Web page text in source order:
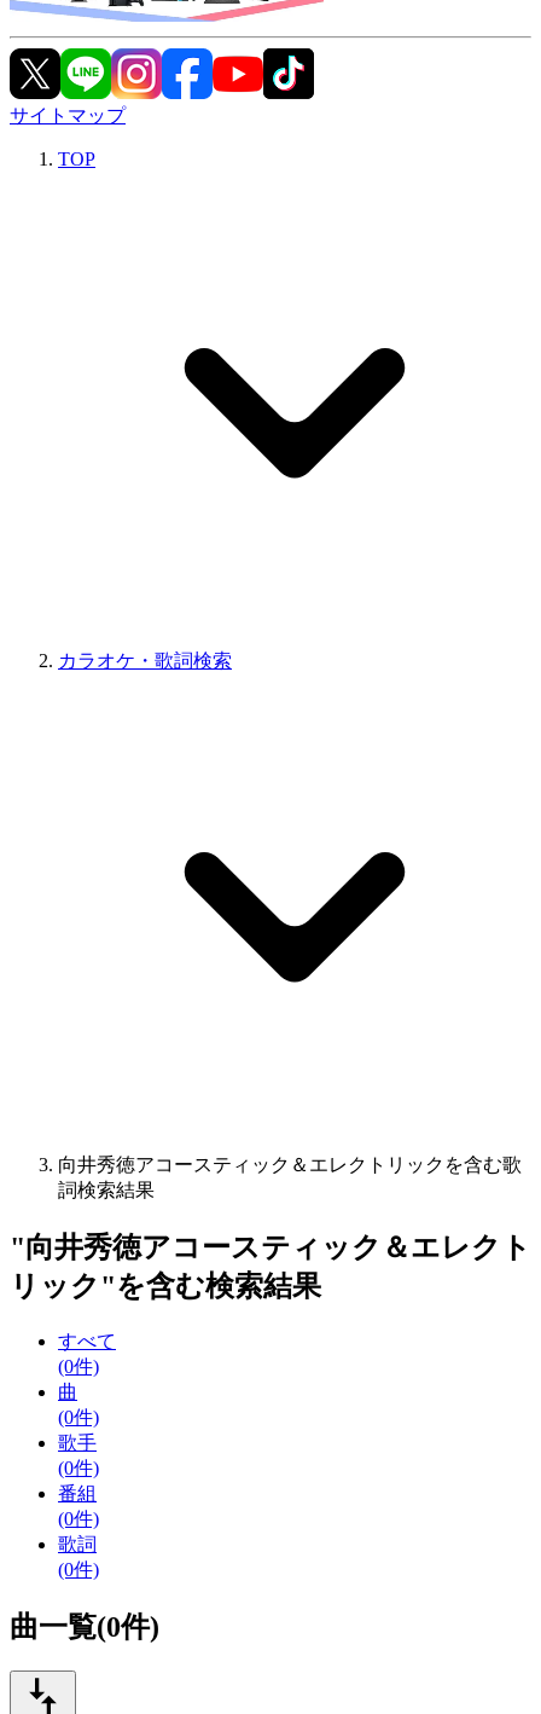
サイトマップ
TOP
カラオケ・歌詞検索
向井秀徳アコースティック＆エレクトリックを含む歌
詞検索結果
"向井秀徳アコースティック＆エレクト
リック "を含む検索結果
すべて
(0件)
曲
(0件)
歌手
(0件)
番組
(0件)
歌詞
(0件)
曲一覧(0件)